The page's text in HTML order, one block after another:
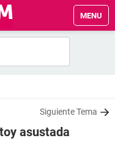
MENU
Siguiente Tema
asustada